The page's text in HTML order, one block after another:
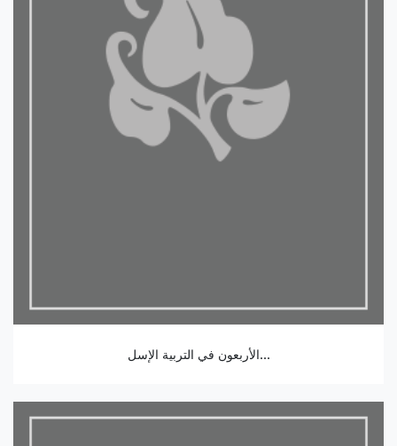
الأربعون في التربية الإسل...